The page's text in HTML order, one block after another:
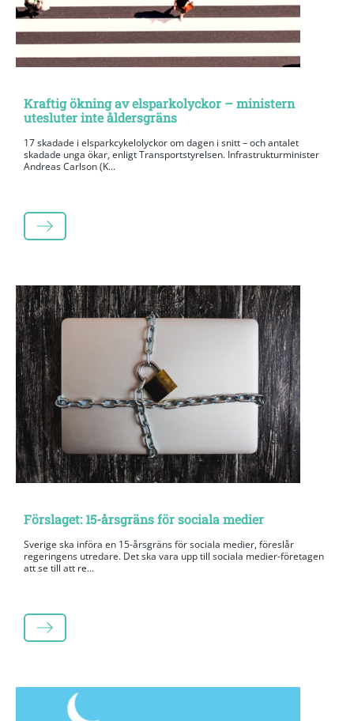
Kraftig ökning av elsparkolyckor – ministern
utesluter inte åldersgräns
17 skadade i elsparkcykelolyckor om dagen i snitt – och antalet
skadade unga ökar, enligt Transportstyrelsen. Infrastrukturminister
Andreas Carlson (K...
LÄS MER
Förslaget: 15-årsgräns för sociala medier
Sverige ska införa en 15-årsgräns för sociala medier, föreslår
regeringens utredare. Det ska vara upp till sociala medier-företagen
att se till att re...
LÄS MER